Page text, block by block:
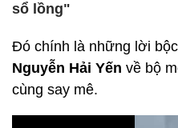
sổ lồng"
Đó chính là những lời
Nguyễn Hải Yến về bộ
cùng say mê.